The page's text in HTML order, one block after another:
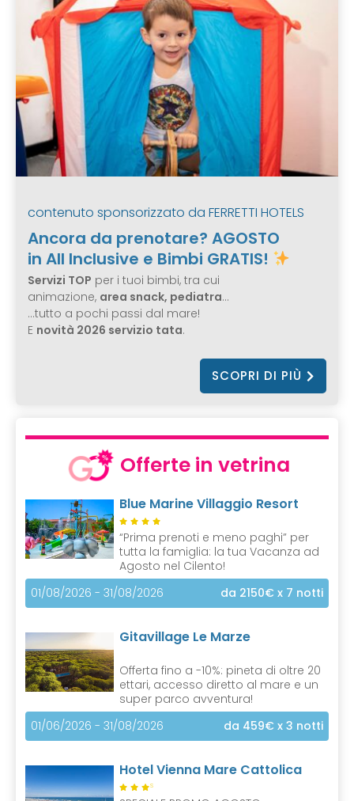
contenuto sponsorizzato da FERRETTI HOTELS
Ancora da prenotare? AGOSTO
in All Inclusive e Bimbi GRATIS!
Servizi TOP per i tuoi bimbi, tra cui
animazione, area snack, pediatra…
…tutto a pochi passi dal mare!
E novità 2026 servizio tata.
SCOPRI DI PIÙ
Offerte in vetrina
Blue Marine Villaggio Resort
“Prima prenoti e meno paghi” per
tutta la famiglia: la tua Vacanza ad
Agosto nel Cilento!
01/08/2026 - 31/08/2026
da 2150€ x 7 notti
Gitavillage Le Marze
Offerta fino a -10%: pineta di oltre 20
ettari, accesso diretto al mare e un
super parco avventura!
01/06/2026 - 31/08/2026
da 459€ x 3 notti
Hotel Vienna Mare Cattolica
S